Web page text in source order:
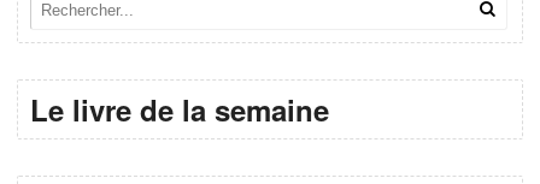
Le livre de la semaine